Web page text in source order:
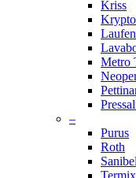
Kriss
Laufen
Metro
–
Purus
Roth
Termix